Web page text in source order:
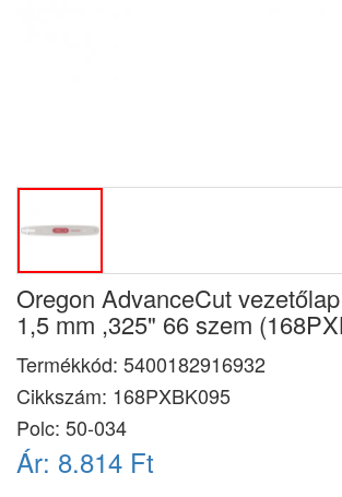
Oregon AdvanceCut
1,5 mm ,325" 66 szem
Termékkód: 5400182916932
Cikkszám: 168PXBK095
Polc: 50-034
Ár: 8.814 Ft